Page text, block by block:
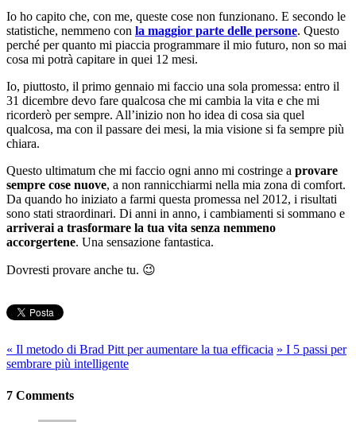
Io ho capito che, con me, queste cose non funzionano. E secondo le
statistiche, nemmeno con la maggior parte delle persone. Questo
perché per quanto mi piaccia programmare il mio futuro, non so mai
cosa mi potrà capitare in quei 12 mesi.
Io, piuttosto, il primo gennaio mi faccio una sola promessa: entro il
31 dicembre devo fare qualcosa che mi cambia la vita e che mi
ricorderò per sempre. All’inizio non ho idea di cosa sia quel
qualcosa, ma con il passare dei mesi, la mia visione si fa sempre più
chiara.
Questo ultimatum che mi faccio ogni anno mi costringe a provare
sempre cose nuove, a non rannicchiarmi nella mia zona di comfort.
Da quando ho iniziato a farmi questa promessa nel 2012, i risultati
sono stati straordinari. Di anni in anno, i cambiamenti si sommano e
arriverai a trasformare la tua vita senza nemmeno
accorgertene. Una sensazione fantastica.
Dovresti provare anche tu. 😉
« Il metodo di Brad Pitt per aumentare la tua efficacia » I 5 passi per
sembrare più intelligente
7 Comments